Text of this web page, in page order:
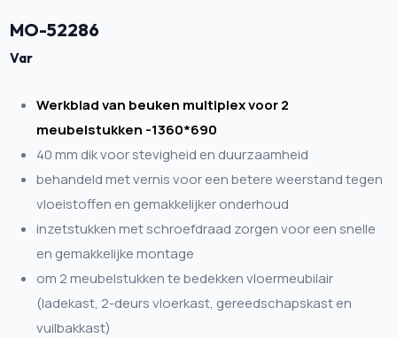
MO-52286
Var
Werkblad van beuken multiplex voor 2
meubelstukken -1360*690
40 mm dik voor stevigheid en duurzaamheid
behandeld met vernis voor een betere weerstand tegen
vloeistoffen en gemakkelijker onderhoud
inzetstukken met schroefdraad zorgen voor een snelle
en gemakkelijke montage
om 2 meubelstukken te bedekken vloermeubilair
(ladekast, 2-deurs vloerkast, gereedschapskast en
vuilbakkast)